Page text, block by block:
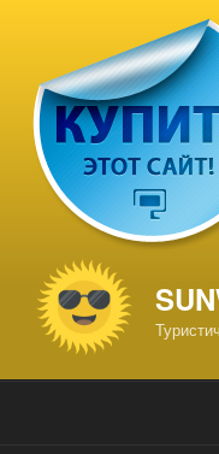
содержимому